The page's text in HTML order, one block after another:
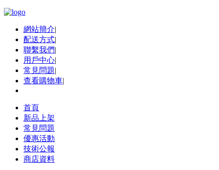
網站簡介|
配送方式|
聯繫我們|
用戶中心|
常見問題|
查看購物車|
首頁
新品上架
常見問題
優惠活動
技術公報
商店資料